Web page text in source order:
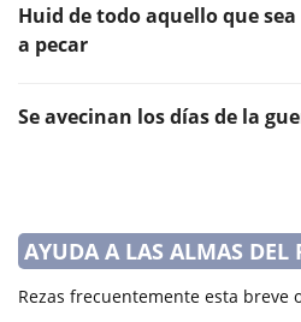
Huid de todo aquello que
a pecar
Se avecinan los días de la
AYUDA A LAS ALMAS DEL
Rezas frecuentemente esta breve